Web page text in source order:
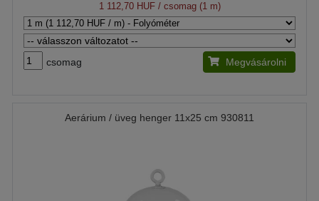
1 112,70 HUF/ csomag (1 m)
csomag Megvásárolni
Aerárium / üveg henger 11x25 cm 930811